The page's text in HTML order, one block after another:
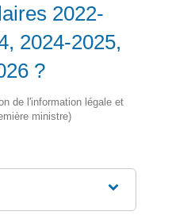
2022-
2024-2025,
?
de l'information légale et
ministre)